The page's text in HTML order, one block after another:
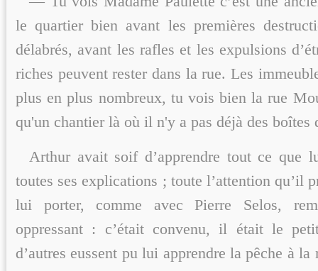
le quartier bien avant les premières
délabrés, avant les rafles et les expulsions
riches peuvent rester dans la rue. Les
plus en plus nombreux, tu vois bien la rue
qu'un chantier là où il n'y a pas déjà des boîtes
Arthur avait soif d’apprendre tout ce que
toutes ses explications ; toute l’attention qu’il
lui porter, comme avec Pierre Selos,
oppressant : c’était convenu, il était le
d’autres eussent pu lui apprendre la pêche à